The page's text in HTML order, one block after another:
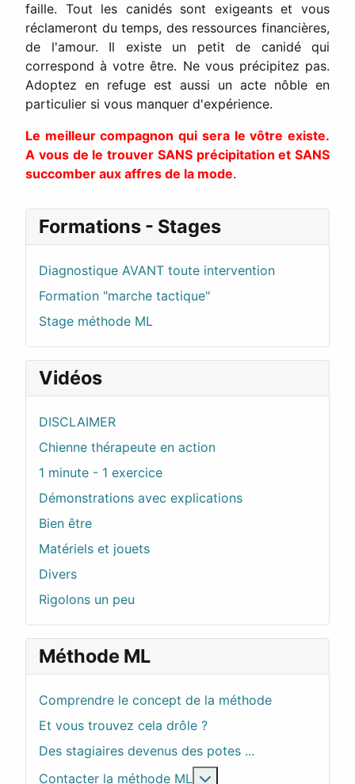
Formations - Stages
Diagnostique AVANT toute intervention
Formation "marche tactique"
Stage méthode ML
Vidéos
DISCLAIMER
Chienne thérapeute en action
1 minute - 1 exercice
Démonstrations avec explications
Bien être
Matériels et jouets
Divers
Rigolons un peu
Méthode ML
Comprendre le concept de la méthode
Et vous trouvez cela drôle ?
Des stagiaires devenus des potes ...
Contacter la méthode ML
faille. Tout les canidés sont exigeants et vous
réclameront du temps, des ressources financières,
de l'amour. Il existe un petit de canidé qui
correspond à votre être. Ne vous précipitez pas.
Adoptez en refuge est aussi un acte nôble en
particulier si vous manquer d'expérience.
Le meilleur compagnon qui sera le vôtre existe.
A vous de le trouver SANS précipitation et SANS
succomber aux affres de la mode.